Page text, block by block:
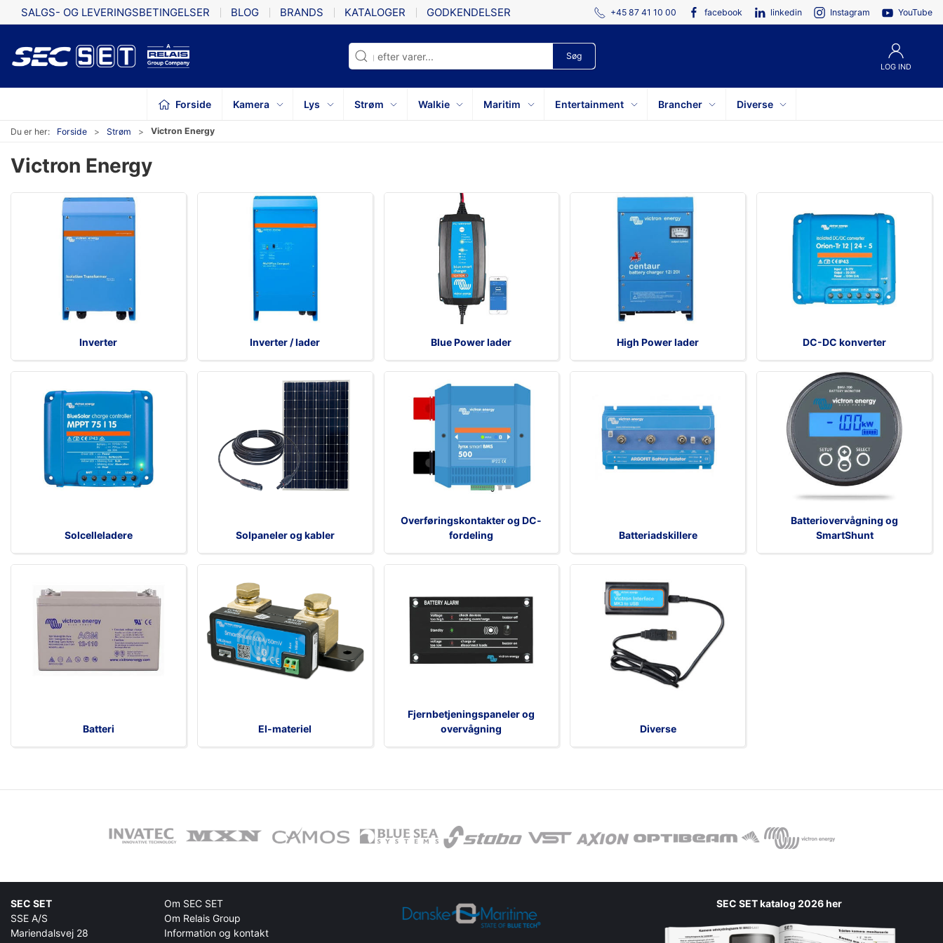
SALGS- OG LEVERINGSBETINGELSER BLOG BRANDS KATALOGER GODKENDELSER +45 87 41 10 00 facebook linkedin Instagram YouTube
Søg
LOG IND
Forside Kamera Lys Strøm Walkie Maritim Entertainment Brancher Diverse
Du er her: Forside Strøm Victron Energy
Victron Energy
Inverter Inverter / lader Blue Power lader High Power lader DC-DC konverter
Solcelleladere Solpaneler og kabler
Overføringskontakter og DC-
fordeling
Batteriadskillere
Batteriovervågning og
SmartShunt
Batteri El-materiel
Fjernbetjeningspaneler og
overvågning
Diverse
SEC SET
SSE A/S
Mariendalsvej 28
Om SEC SET
Om Relais Group
Information og kontakt
SEC SET katalog 2026 her